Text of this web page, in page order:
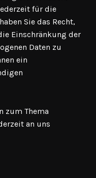
für die
Sie das Recht,
Einschränkung der
Daten zu
ein
zum Thema
an uns